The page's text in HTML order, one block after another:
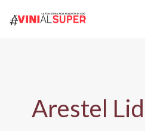
Arestel